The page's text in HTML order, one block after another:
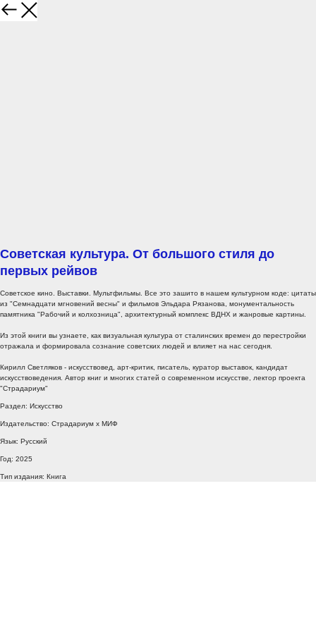
Советская культура. От большого стиля до
первых рейвов
Советское кино. Выставки. Мультфильмы. Все это зашито в нашем культурном коде: цитаты
из "Семнадцати мгновений весны" и фильмов Эльдара Рязанова, монументальность
памятника "Рабочий и колхозница", архитектурный комплекс ВДНХ и жанровые картины.
Из этой книги вы узнаете, как визуальная культура от сталинских времен до перестройки
отражала и формировала сознание советских людей и влияет на нас сегодня.
Кирилл Светляков - искусствовед, арт-критик, писатель, куратор выставок, кандидат
искусствоведения. Автор книг и многих статей о современном искусстве, лектор проекта
"Страдариум"
Раздел: Искусство
Издательство: Страдариум x МИФ
Язык: Русский
Год: 2025
Тип издания: Книга